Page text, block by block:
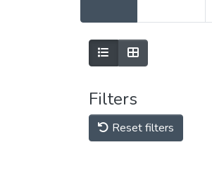
Filters
Reset filters